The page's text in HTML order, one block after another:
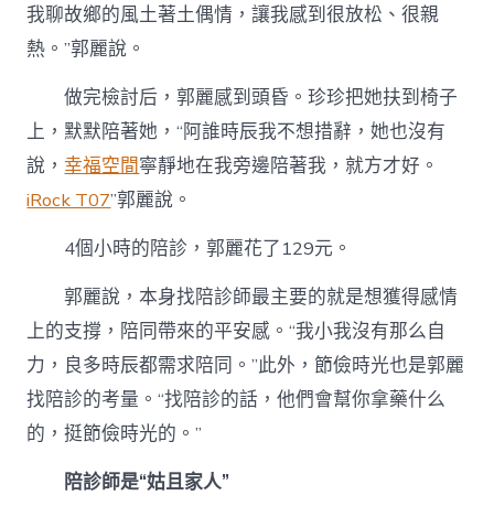
我聊故鄉的風土著土偶情，讓我感到很放松、很親
熱。”郭麗說。
做完檢討后，郭麗感到頭昏。珍珍把她扶到椅子
上，默默陪著她，“阿誰時辰我不想措辭，她也沒有
說，幸福空間寧靜地在我旁邊陪著我，就方才好。
iRock T07”郭麗說。
4個小時的陪診，郭麗花了129元。
郭麗說，本身找陪診師最主要的就是想獲得感情
上的支撐，陪同帶來的平安感。“我小我沒有那么自
力，良多時辰都需求陪同。”此外，節儉時光也是郭麗
找陪診的考量。“找陪診的話，他們會幫你拿藥什么
的，挺節儉時光的。”
陪診師是“姑且家人”